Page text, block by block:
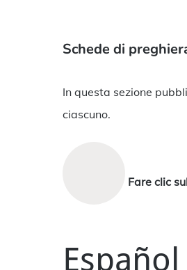
Schede di
In questa sezione
ciascuno.
Fare clic
Español